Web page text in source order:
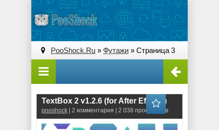
PooShock.Ru » Футажи » Страница 3
TextBox 2 v1.2.6 (for After Effects)
pooshock | 2 комментария | 2 038 просмотров